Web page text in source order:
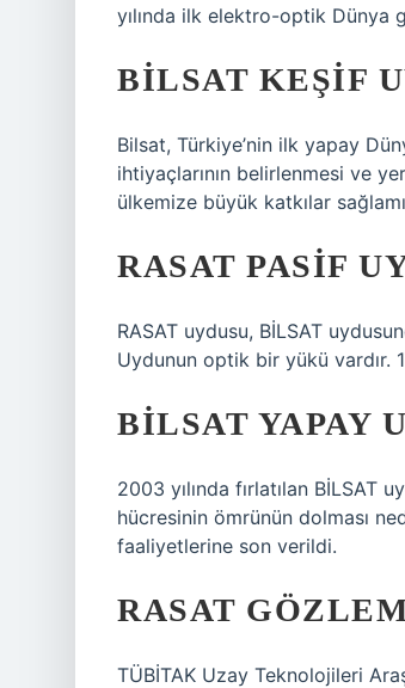
yılında ilk elektro-optik Dünya
BILSAT KEŞIF
Bilsat, Türkiye’nin ilk yapay
ihtiyaçlarının belirlenmesi ve
ülkemize büyük katkılar
RASAT PASIF
RASAT uydusu, BİLSAT
Uydunun optik bir yükü vardır.
BILSAT YAPAY
2003 yılında fırlatılan BİLSAT
hücresinin ömrünün dolması
faaliyetlerine son verildi.
RASAT
TÜBİTAK Uzay Teknolojileri